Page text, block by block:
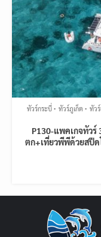
ทัวร์กระบี่ ทัวร์ภูเก็ต ทัว
P130-แพคเกจทัวร์
ตก+เที่ยวพีพีด้วยสปีด